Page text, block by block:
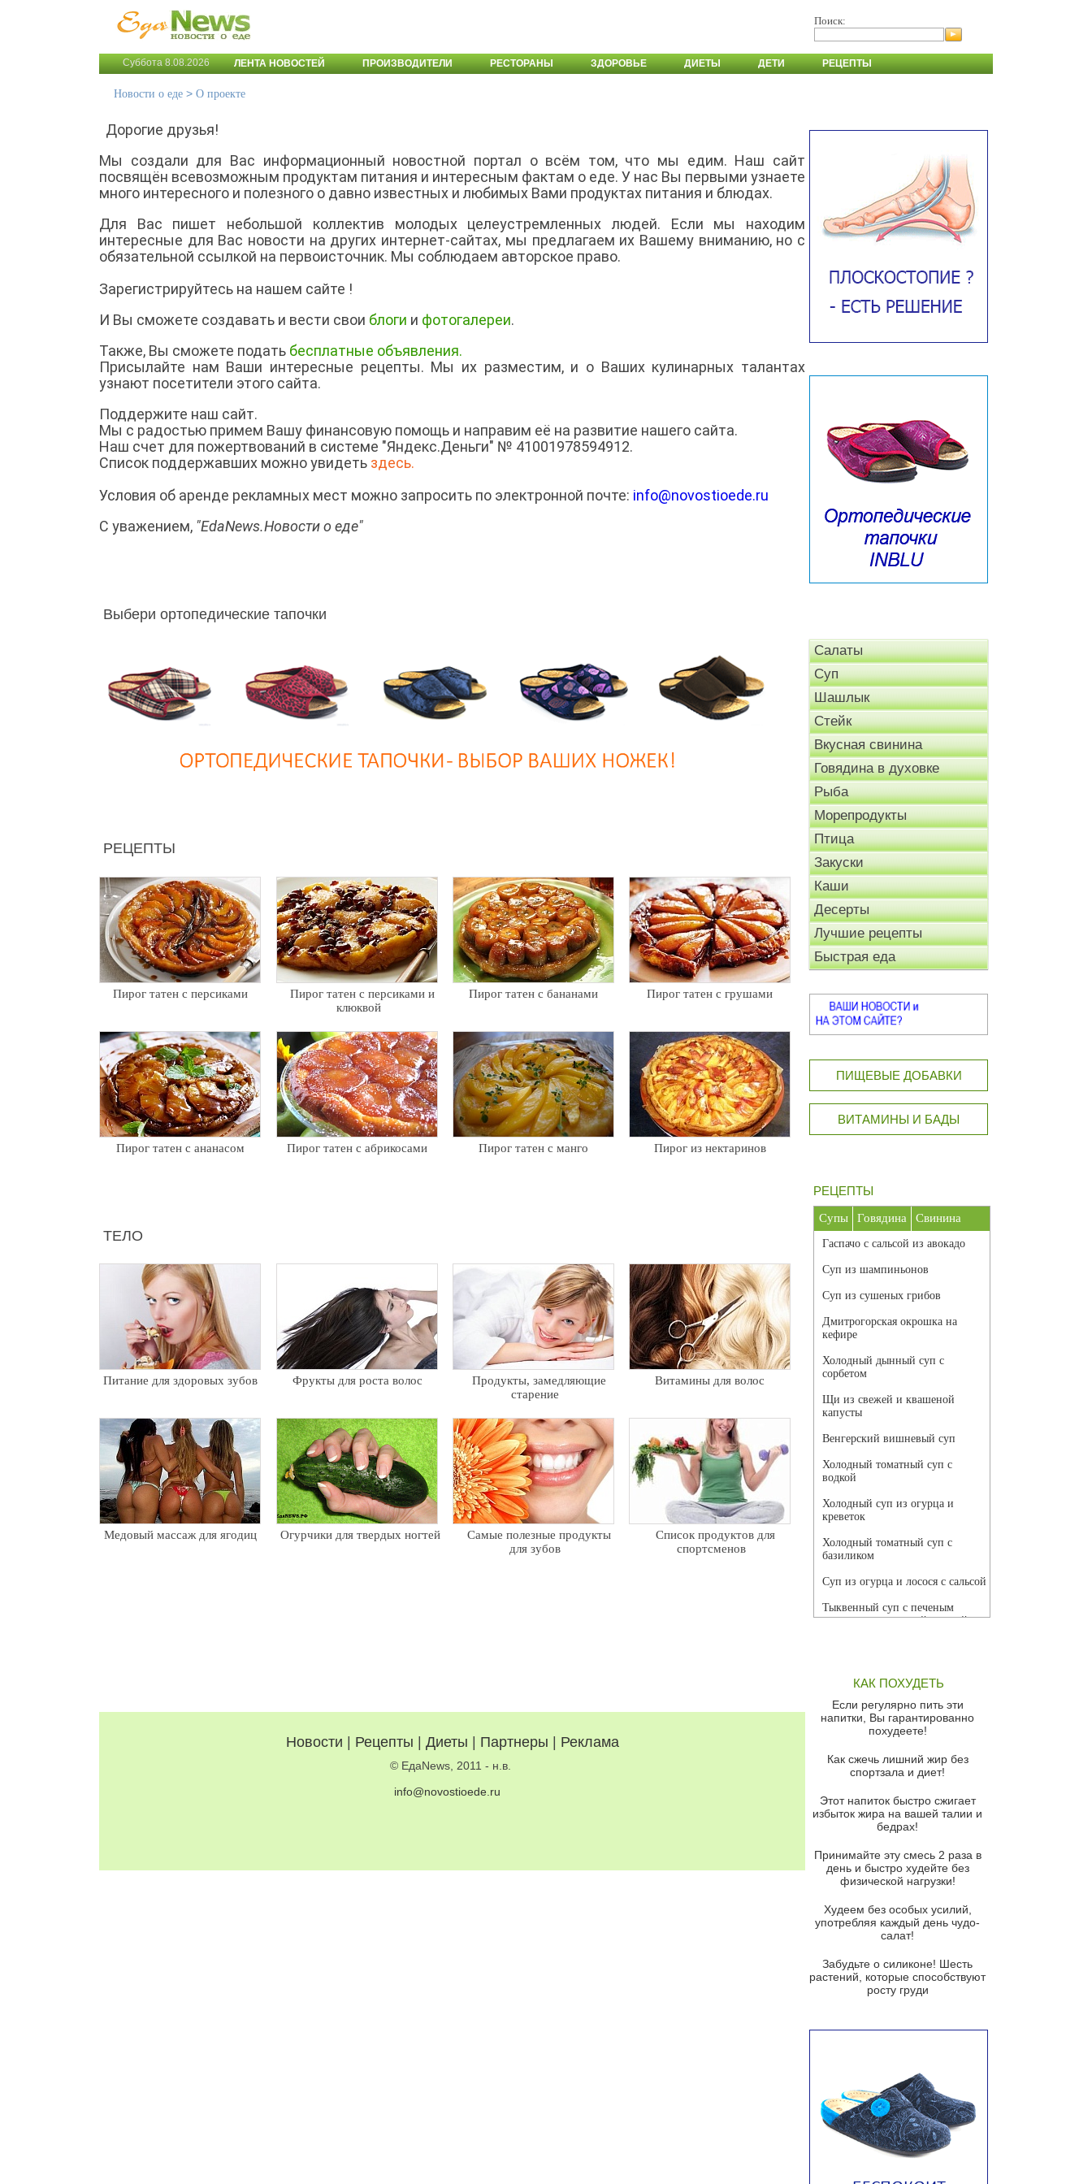
Поиск:
Суббота 8.08.2026 ЛЕНТА НОВОСТЕЙ ПРОИЗВОДИТЕЛИ РЕСТОРАНЫ ЗДОРОВЬЕ ДИЕТЫ ДЕТИ РЕЦЕПТЫ
Новости о еде > О проекте
Дорогие друзья!
Мы создали для Вас информационный новостной портал о всём том, что мы едим. Наш сайт
посвящён всевозможным продуктам питания и интересным фактам о еде. У нас Вы первыми узнаете
много интересного и полезного о давно известных и любимых Вами продуктах питания и блюдах.
Для Вас пишет небольшой коллектив молодых целеустремленных людей. Если мы находим
интересные для Вас новости на других интернет-сайтах, мы предлагаем их Вашему вниманию, но с
обязательной ссылкой на первоисточник. Мы соблюдаем авторское право.
Зарегистрируйтесь на нашем сайте !
И Вы сможете создавать и вести свои блоги и фотогалереи.
Также, Вы сможете подать бесплатные объявления.
Присылайте нам Ваши интересные рецепты. Мы их разместим, и о Ваших кулинарных талантах
узнают посетители этого сайта.
Поддержите наш сайт.
Мы с радостью примем Вашу финансовую помощь и направим её на развитие нашего сайта.
Наш счет для пожертвований в системе "Яндекс.Деньги" № 41001978594912.
Список поддержавших можно увидеть здесь.
Условия об аренде рекламных мест можно запросить по электронной почте: info@novostioede.ru
С уважением, "EdaNews.Новости о еде"
Выбери ортопедические тапочки
РЕЦЕПТЫ
Пирог татен с персиками
Пирог татен с персиками и
клюквой
Пирог татен с бананами Пирог татен с грушами
Пирог татен с ананасом Пирог татен с абрикосами Пирог татен с манго Пирог из нектаринов
ТЕЛО
Питание для здоровых зубов Фрукты для роста волос
Продукты, замедляющие
старение
Витамины для волос
Медовый массаж для ягодиц Огурчики для твердых ногтей
Самые полезные продукты
для зубов
Список продуктов для
спортсменов
Новости Рецепты Диеты Партнеры Реклама
© ЕдаNews, 2011 - н.в.
info@novostioede.ru
Салаты
Суп
Шашлык
Стейк
Вкусная свинина
Говядина в духовке
Рыба
Морепродукты
Птица
Закуски
Каши
Десерты
Лучшие рецепты
Быстрая еда
ПИЩЕВЫЕ ДОБАВКИ
ВИТАМИНЫ И БАДЫ
РЕЦЕПТЫ
Супы Говядина Свинина
Гаспачо с сальсой из авокадо
Суп из шампиньонов
Суп из сушеных грибов
Дмитрогорская окрошка на
кефире
Холодный дынный суп с
сорбетом
Щи из свежей и квашеной
капусты
Венгерский вишневый суп
Холодный томатный суп с
водкой
Холодный суп из огурца и
креветок
Холодный томатный суп с
базиликом
Суп из огурца и лосося с сальсой
Тыквенный суп с печеным
чесноком и томатной сальсой
красного перца
Парижский луковый суп
Суп из спаржи и горошка с
Суп-крем из цветной капусты
Французский луковый суп
Суп из баклажанов с моцареллой
Грибной крем-суп с кростини с
козьим сыром
Суп мисо с зеленым луком и
тофу
из рукколы
Португальский чесночный суп с
Ирландский картофельный суп
Суп из пастернака
Пряный морковный суп во время
зимних холодов
КАК ПОХУДЕТЬ
Если регулярно пить эти
напитки, Вы гарантированно
похудеете!
Как сжечь лишний жир без
спортзала и диет!
Этот напиток быстро сжигает
избыток жира на вашей талии и
бедрах!
Принимайте эту смесь 2 раза в
день и быстро худейте без
физической нагрузки!
Худеем без особых усилий,
употребляя каждый день чудо-
салат!
Забудьте о силиконе! Шесть
растений, которые способствуют
росту груди